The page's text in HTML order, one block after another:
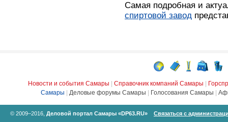
Самая подробная и
спиртовой завод
Новости и события Самары Справочник компаний Самары
Самары
Деловые форумы Самары Голосования Самары
© 2009–2016, Деловой портал Самары «DP63.RU»
Связаться с